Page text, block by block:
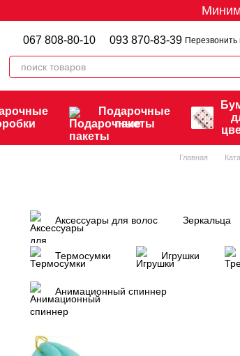
067 808-80-10 093 870-83-39 Перезвонить
Подарочные
пакеты
Главная
Аксессуары для волос Зеркальца
Термосумки Игрушки
Анимационный спиннер